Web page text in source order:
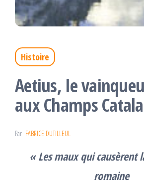
Histoire
Aetius, le
aux Champs
Par FABRICE DUTILLEUL
«Les maux qui causèrent
romaine